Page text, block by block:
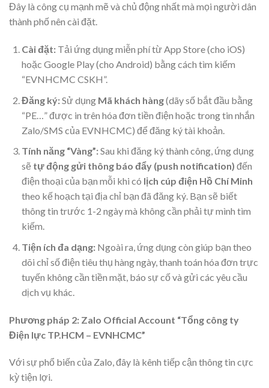
Đây là công cụ mạnh mẽ và chủ động nhất mà mọi người dân
thành phố nên cài đặt.
Cài đặt:Tải ứng dụng miễn phí từ App Store (cho iOS)
hoặc Google Play (cho Android) bằng cách tìm kiếm
“EVNHCMC CSKH”.
Đăng ký:Sử dụng Mã khách hàng(dãy số bắt đầu bằng
“PE…” được in trên hóa đơn tiền điện hoặc trong tin nhắn
Zalo/SMS của EVNHCMC) để đăng ký tài khoản.
Tính năng “Vàng”:Sau khi đăng ký thành công, ứng dụng
sẽ tự động gửi thông báo đẩy (push notification) đến
điện thoại của bạn mỗi khi có lịch cúp điện Hồ Chí Minh
theo kế hoạch tại địa chỉ bạn đã đăng ký. Bạn sẽ biết
thông tin trước 1-2 ngày mà không cần phải tự mình tìm
kiếm.
Tiện ích đa dạng:Ngoài ra, ứng dụng còn giúp bạn theo
dõi chỉ số điện tiêu thụ hàng ngày, thanh toán hóa đơn trực
tuyến không cần tiền mặt, báo sự cố và gửi các yêu cầu
dịch vụ khác.
Phương pháp 2: Zalo Official Account “Tổng công ty
Điện lực TP.HCM – EVNHCMC”
Với sự phổ biến của Zalo, đây là kênh tiếp cận thông tin cực
kỳ tiện lợi.